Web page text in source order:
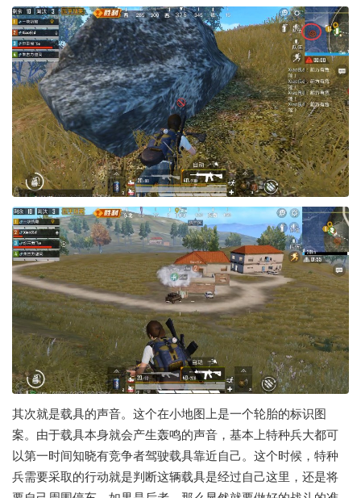
其次就是载具的声音。这个在小地图上是一个轮胎的标识图
案。由于载具本身就会产生轰鸣的声音，基本上特种兵大都可
以第一时间知晓有竞争者驾驶载具靠近自己。这个时候，特种
兵需要采取的行动就是判断这辆载具是经过自己这里，还是将